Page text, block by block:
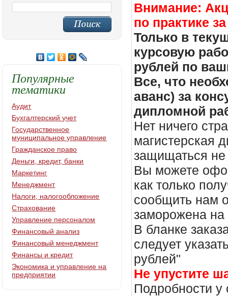
Внимание:
по практике
Только в
курсовую
рублей по
Все, что
аванс) за
дипломной
Нет ничего
магистерская
защищаться не
Вы можете
как только
сообщить нам
заморожена
В бланке
следует
рублей"
Не упустите
Подробности
Популярные
тематики
Аудит
Бухгалтерский учет
Государственное
муниципальное управление
Гражданское право
Деньги, кредит, банки
Маркетинг
Менеджмент
Налоги, налогообложение
Страхование
Управление персоналом
Финансовый анализ
Финансовый менеджмент
Финансы и кредит
Экономика и управление на
предприятии